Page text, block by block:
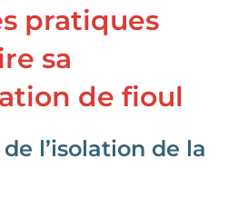
pratiques
sa
de fioul
l’isolation de la